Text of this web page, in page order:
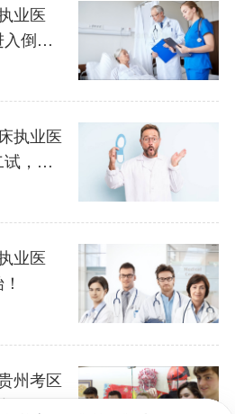
业医
入倒计
执业医
试，现
业医
州考区
两